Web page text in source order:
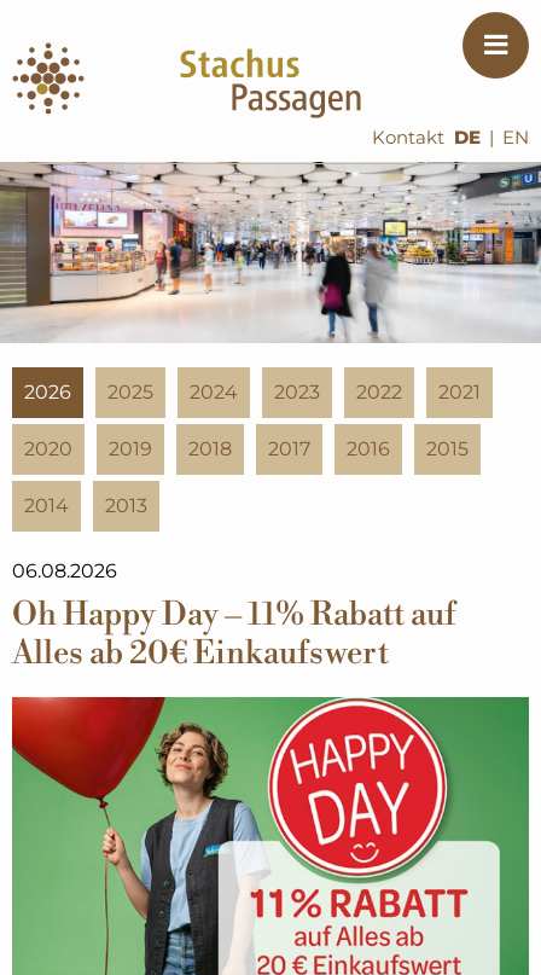
DE | EN
Kontakt
2026 2025 2024 2023 2022 2021
2020 2019 2018 2017 2016 2015
2014 2013
06.08.2026
Oh Happy Day – 11% Rabatt auf
Alles ab 20€ Einkaufswert